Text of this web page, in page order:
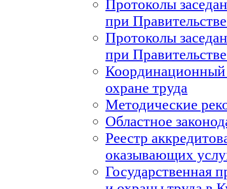
Протоколы
при
Протоколы
при
Координационный
охране труда
Методические
Областное
Реестр
оказывающих
Государственная